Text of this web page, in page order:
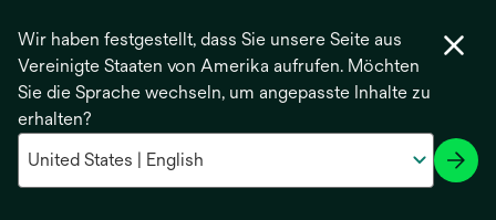
Wir haben festgestellt, dass Sie unsere Seite aus
Vereinigte Staaten von Amerika aufrufen. Möchten
Sie die Sprache wechseln, um angepasste Inhalte zu
erhalten?